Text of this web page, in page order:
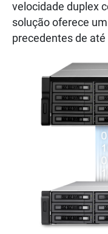
velocidade duplex
solução oferece
precedentes de